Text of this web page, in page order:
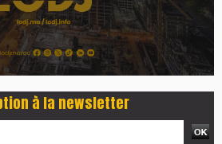
à la newsletter